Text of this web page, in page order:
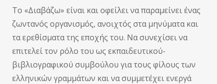
Το «Διαβάζω» είναι και οφείλει να παραμείνει ένας
ζωντανός οργανισμός, ανοιχτός στα μηνύματα και
τα ερεθίσματα της εποχής του. Να συνεχίσει να
επιτελεί τον ρόλο του ως εκπαιδευτικού-
βιβλιογραφικού συμβούλου για τους φίλους των
ελληνικών γραμμάτων και να συμμετέχει ενεργά